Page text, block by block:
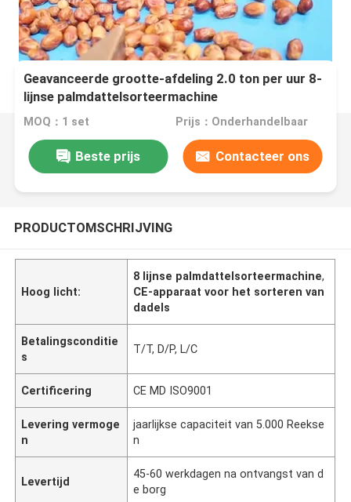
Geavanceerde grootte-afdeling 2.0 ton per uur 8-
lijnse palmdattelsorteermachine
MOQ：1 set Prijs：Onderhandelbaar
Beste prijs Contacteer ons
PRODUCTOMSCHRIJVING
Hoog licht:
8 lijnse palmdattelsorteermachine,
CE-apparaat voor het sorteren van
dadels
Betalingsconditie
s
T/T, D/P, L/C
Certificering CE MD ISO9001
Levering vermoge
n
jaarlijkse capaciteit van 5.000 Reekse
n
Levertijd
45-60 werkdagen na ontvangst van d
e borg